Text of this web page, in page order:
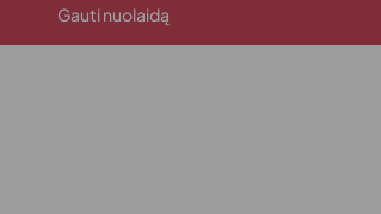
Gauti nuolaidą